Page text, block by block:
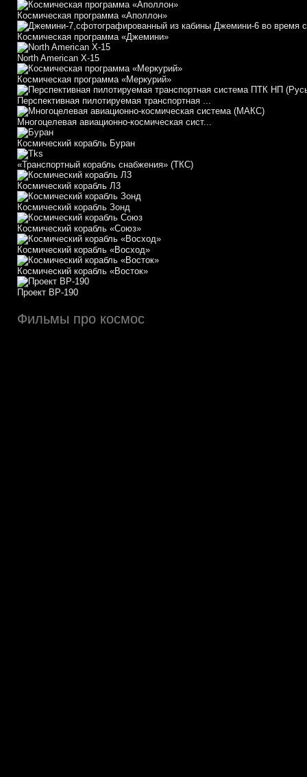
Космическая программа «Аполлон»
Космическая программа «Джемини»
North American X-15
Космическая программа «Меркурий»
Перспективная пилотируемая транспортная ...
Многоцелевая авиационно-космическая сист...
Космический корабль Буран
«Транспортный корабль снабжения» (ТКС)
Космический корабль Л3
Космический корабль Зонд
Космический корабль «Союз»
Космический корабль «Восход»
Космический корабль «Восток»
Проект ВР-190
Фильмы про космос